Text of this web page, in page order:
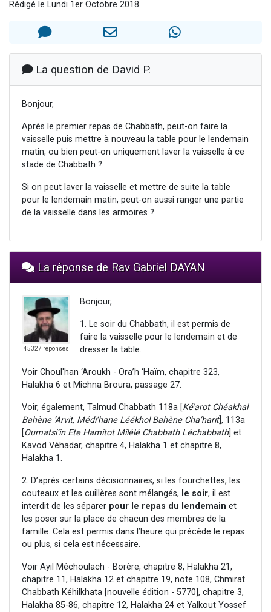
Ariel vient de donner son Maasser
Il reste 49 places pour étudier en groupe sur Zoom
6 personnes viennent de faire un don pour 5 enfants déjà orphelins risquent de perdre leur maman
3 personnes viennent de nous rejoindre sur WhatsApp
Rédigé le Lundi 1er Octobre 2018
La question de David P.
Bonjour,
Après le premier repas de Chabbath, peut-on faire la
vaisselle puis mettre à nouveau la table pour le lendemain
matin, ou bien peut-on uniquement laver la vaisselle à ce
stade de Chabbath ?
Si on peut laver la vaisselle et mettre de suite la table
pour le lendemain matin, peut-on aussi ranger une partie
de la vaisselle dans les armoires ?
La réponse de Rav Gabriel DAYAN
45327 réponses
Bonjour,
1. Le soir du Chabbath, il est permis de
faire la vaisselle pour le lendemain et de
dresser la table.
Voir Choul'han ‘Aroukh - Ora’h ‘Haïm, chapitre 323,
Halakha 6 et Michna Broura, passage 27.
Voir, également, Talmud Chabbath 118a [ Ké’arot Chéakhal
Bahène ‘Arvit, Médi’hane Léékhol Bahène Cha’harit], 113a
Oumatsi’in Ete Hamitot Milélé Chabbath Léchabbath] et
Kavod Véhadar, chapitre 4, Halakha 1 et chapitre 8,
Halakha 1.
2. D’après certains décisionnaires, si les fourchettes, les
couteaux et les cuillères sont mélangés, le soir, il est
interdit de les séparer pour le repas du lendemain et
les poser sur la place de chacun des membres de la
famille. Cela est permis dans l’heure qui précède le repas
ou plus, si cela est nécessaire.
Voir Ayil Méchoulach - Borère, chapitre 8, Halakha 21,
chapitre 11, Halakha 12 et chapitre 19, note 108, Chmirat
Chabbath Kéhilkhata [nouvelle édition - 5770], chapitre 3,
Halakha 85-86, chapitre 12, Halakha 24 et Yalkout Yossef